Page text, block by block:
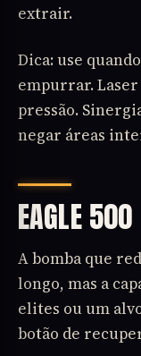
extrair.
Dica: use
empurrar.
pressão.
negar áreas
EAGLE 500
A bomba que
longo, mas a
elites ou um
botão de